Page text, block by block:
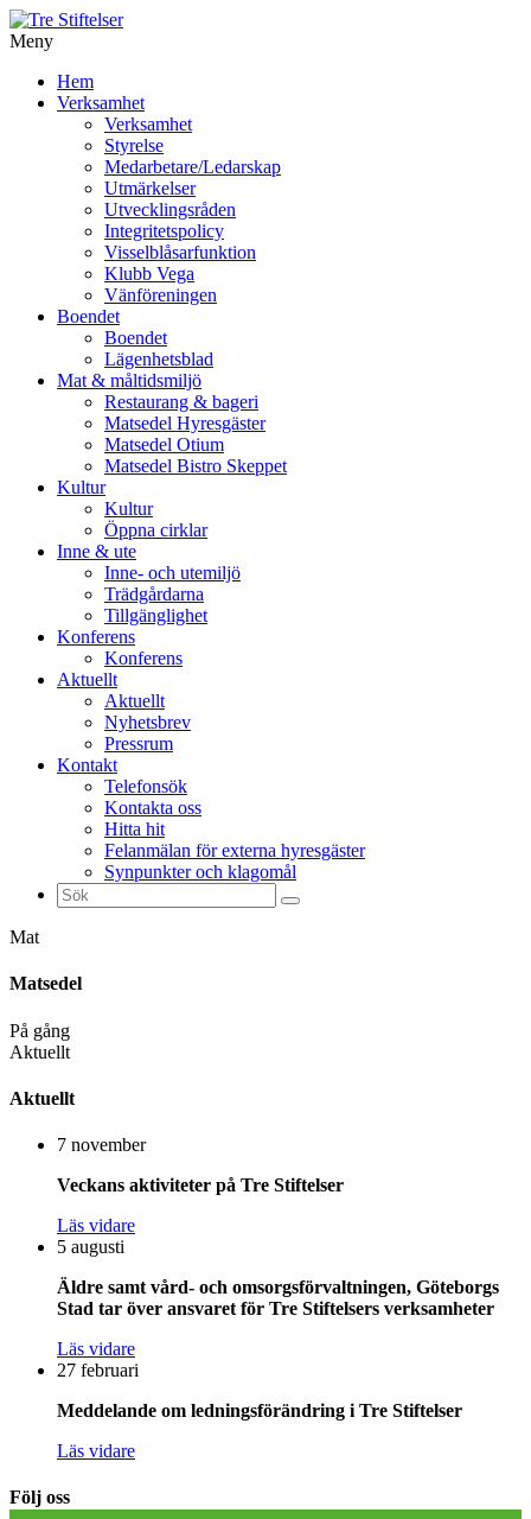
Meny
vidare
Hem
Verksamhet
Verksamhet
Styrelse
Medarbetare/Ledarskap
Utmärkelser
Utvecklingsråden
Integritetspolicy
Visselblåsarfunktion
Klubb Vega
Vänföreningen
Boendet
Boendet
Lägenhetsblad
Mat & måltidsmiljö
Restaurang & bageri
Matsedel Hyresgäster
Matsedel Otium
Matsedel Bistro Skeppet
Kultur
Kultur
Öppna cirklar
Inne & ute
Inne- och utemiljö
Trädgårdarna
Tillgänglighet
Konferens
Konferens
Aktuellt
Aktuellt
Nyhetsbrev
Pressrum
Kontakt
Telefonsök
Kontakta oss
Hitta hit
Felanmälan för externa hyresgäster
Synpunkter och klagomål
Sök
efter:
Mat
Matsedel
På gång
Aktuellt
Aktuellt
7 november
Veckans aktiviteter på Tre Stiftelser
Läs vidare
5 augusti
Äldre samt vård- och omsorgsförvaltningen, Göteborgs
Stad tar över ansvaret för Tre Stiftelsers verksamheter
Läs vidare
27 februari
Meddelande om ledningsförändring i Tre Stiftelser
Läs vidare
Följ oss